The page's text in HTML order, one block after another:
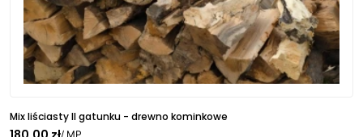
Mix liściasty II gatunku - drewno kominkowe
/ MP